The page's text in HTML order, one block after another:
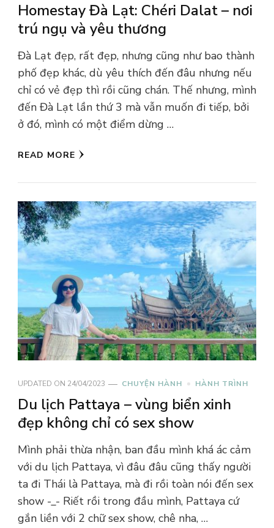
Homestay Đà Lạt: Chéri Dalat – nơi
trú ngụ và yêu thương
Đà Lạt đẹp, rất đẹp, nhưng cũng như bao thành
phố đẹp khác, dù yêu thích đến đâu nhưng nếu
chỉ có vẻ đẹp thì rồi cũng chán. Thế nhưng, mình
đến Đà Lạt lần thứ 3 mà vẫn muốn đi tiếp, bởi
ở đó, mình có một điểm dừng …
READ MORE
UPDATED ON 24/04/2023 CHUYỆN HÀNH HÀNH TRÌNH
Du lịch Pattaya – vùng biển xinh
đẹp không chỉ có sex show
Mình phải thừa nhận, ban đầu mình khá ác cảm
với du lịch Pattaya, vì đâu đâu cũng thấy người
ta đi Thái là Pattaya, mà đi rồi toàn nói đến sex
show -_- Riết rồi trong đầu mình, Pattaya cứ
gắn liền với 2 chữ sex show, chê nha, …